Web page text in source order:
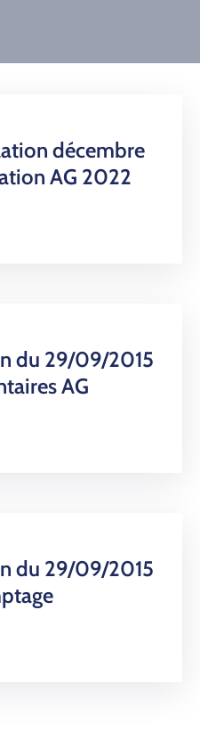
décembre
AG 2022
du 29/09/2015
AG
du 29/09/2015